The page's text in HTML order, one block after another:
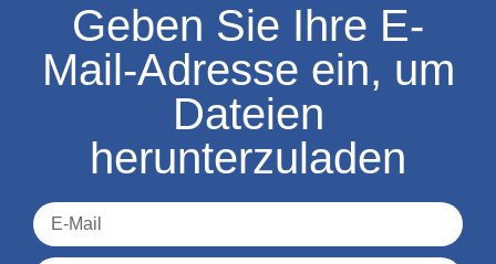
Geben Sie Ihre E-
Mail-Adresse ein, um
Dateien
herunterzuladen